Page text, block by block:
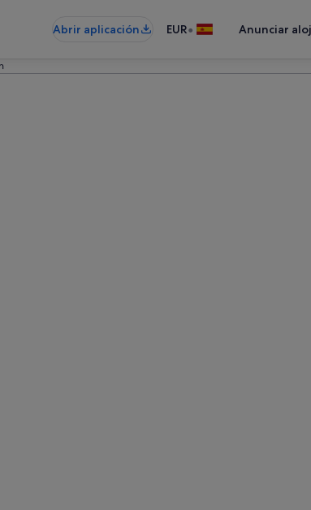
Abrir aplicación EUR• Anunciar